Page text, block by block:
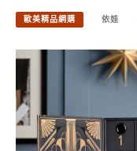
歐美精品網購 依娃